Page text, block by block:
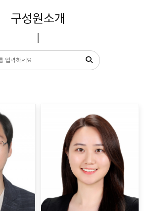
구성원소개